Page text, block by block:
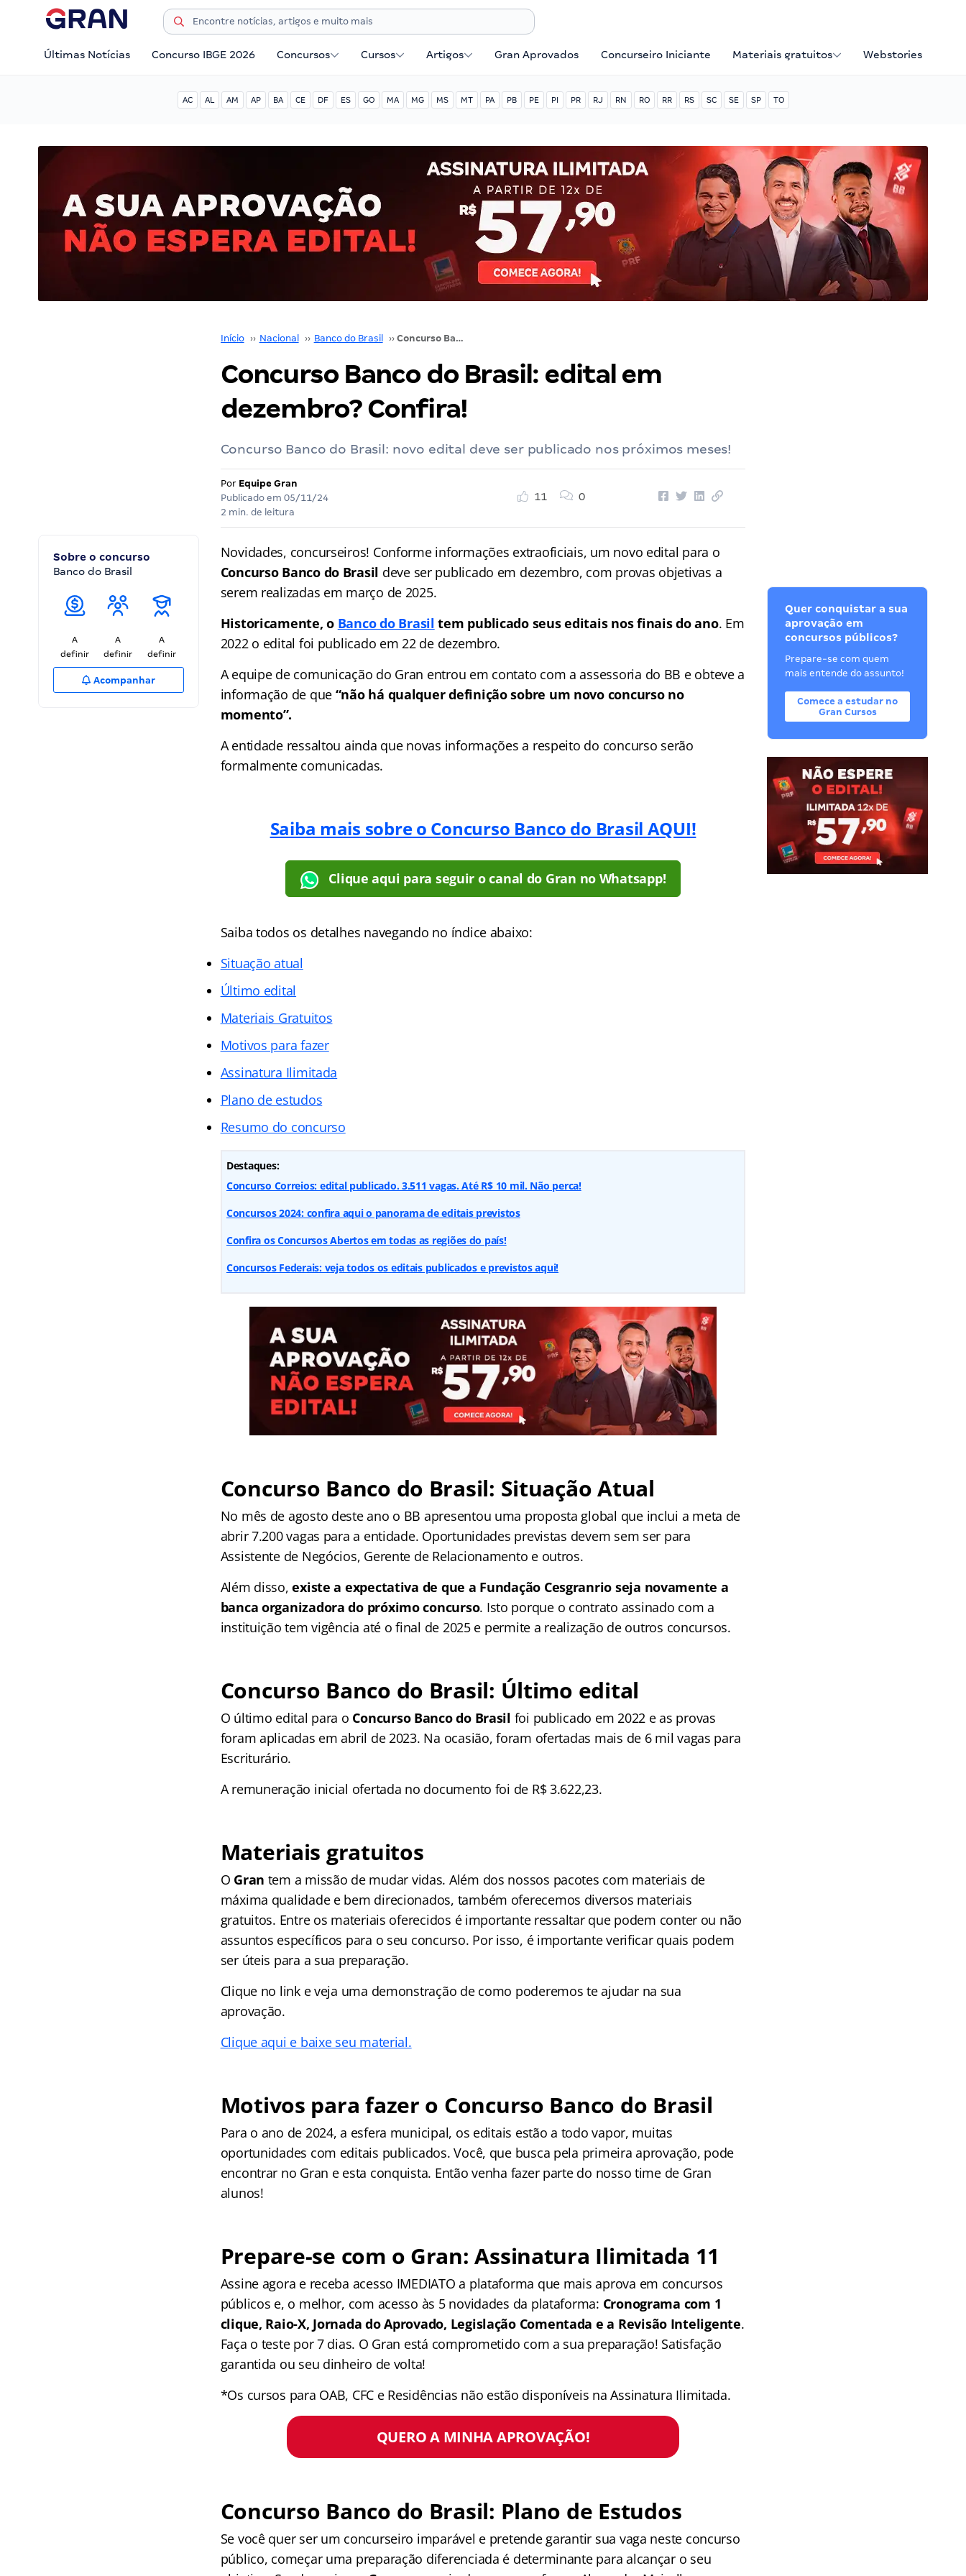
Últimas Notícias Concurso IBGE 2026 Concursos Cursos Artigos Gran Aprovados Concurseiro Iniciante Materiais gratuitos Webstories
AC AL AM AP BA CE DF ES GO MA MG MS MT PA PB PE PI PR RJ RN RO RR RS SC SE SP TO
Início ›› Nacional ›› Banco do Brasil ›› Concurso Banco do Brasil: edital em dezembro? Confira!
Concurso Banco do Brasil: edital em
dezembro? Confira!
Concurso Banco do Brasil: novo edital deve ser publicado nos próximos meses!
Por Equipe Gran
Publicado em 05/11/24
2 min. de leitura
11 0
Sobre o concurso
Banco do Brasil
A
definir
A
definir
A
definir
Acompanhar
Novidades, concurseiros! Conforme informações extraoficiais, um novo edital para o
Concurso Banco do Brasil deve ser publicado em dezembro, com provas objetivas a
serem realizadas em março de 2025.
Historicamente, o Banco do Brasil tem publicado seus editais nos finais do ano. Em
2022 o edital foi publicado em 22 de dezembro.
A equipe de comunicação do Gran entrou em contato com a assessoria do BB e obteve a
informação de que “não há qualquer definição sobre um novo concurso no
momento”.
A entidade ressaltou ainda que novas informações a respeito do concurso serão
formalmente comunicadas.
Saiba mais sobre o Concurso Banco do Brasil AQUI!
Clique aqui para seguir o canal do Gran no Whatsapp!
Saiba todos os detalhes navegando no índice abaixo:
Situação atual
Último edital
Materiais Gratuitos
Motivos para fazer
Assinatura Ilimitada
Plano de estudos
Resumo do concurso
Destaques:
Concurso Correios: edital publicado. 3.511 vagas. Até R$ 10 mil. Não perca!
Concursos 2024: confira aqui o panorama de editais previstos
Confira os Concursos Abertos em todas as regiões do país!
Concursos Federais: veja todos os editais publicados e previstos aqui!
Concurso Banco do Brasil: Situação Atual
No mês de agosto deste ano o BB apresentou uma proposta global que inclui a meta de
abrir 7.200 vagas para a entidade. Oportunidades previstas devem sem ser para
Assistente de Negócios, Gerente de Relacionamento e outros.
Além disso,existe a expectativa de que a Fundação Cesgranrio seja novamente a
banca organizadora do próximo concurso. Isto porque o contrato assinado com a
instituição tem vigência até o final de 2025 e permite a realização de outros concursos.
Concurso Banco do Brasil: Último edital
O último edital para o Concurso Banco do Brasil foi publicado em 2022 e as provas
foram aplicadas em abril de 2023. Na ocasião, foram ofertadas mais de 6 mil vagas para
Escriturário.
A remuneração inicial ofertada no documento foi de R$ 3.622,23.
Materiais gratuitos
O Gran tem a missão de mudar vidas. Além dos nossos pacotes com materiais de
máxima qualidade e bem direcionados, também oferecemos diversos materiais
gratuitos. Entre os materiais oferecidos é importante ressaltar que podem conter ou não
assuntos específicos para o seu concurso. Por isso, é importante verificar quais podem
ser úteis para a sua preparação.
Clique no link e veja uma demonstração de como poderemos te ajudar na sua
aprovação.
Clique aqui e baixe seu material.
Motivos para fazer o Concurso Banco do Brasil
Para o ano de 2024, a esfera municipal, os editais estão a todo vapor, muitas
oportunidades com editais publicados. Você, que busca pela primeira aprovação, pode
encontrar no Gran e esta conquista. Então venha fazer parte do nosso time de Gran
alunos!
Prepare-se com o Gran: Assinatura Ilimitada 11
Assine agora e receba acesso IMEDIATO a plataforma que mais aprova em concursos
públicos e, o melhor, com acesso às 5 novidades da plataforma: Cronograma com 1
clique, Raio-X, Jornada do Aprovado, Legislação Comentada e a Revisão Inteligente.
Faça o teste por 7 dias. O Gran está comprometido com a sua preparação! Satisfação
garantida ou seu dinheiro de volta!
*Os cursos para OAB, CFC e Residências não estão disponíveis na Assinatura Ilimitada.
QUERO A MINHA APROVAÇÃO!
Concurso Banco do Brasil: Plano de Estudos
Se você quer ser um concurseiro imparável e pretende garantir sua vaga neste concurso
público, começar uma preparação diferenciada é determinante para alcançar o seu
Quer conquistar a sua
aprovação em
concursos públicos?
Prepare-se com quem
mais entende do assunto!
Comece a estudar no
Gran Cursos